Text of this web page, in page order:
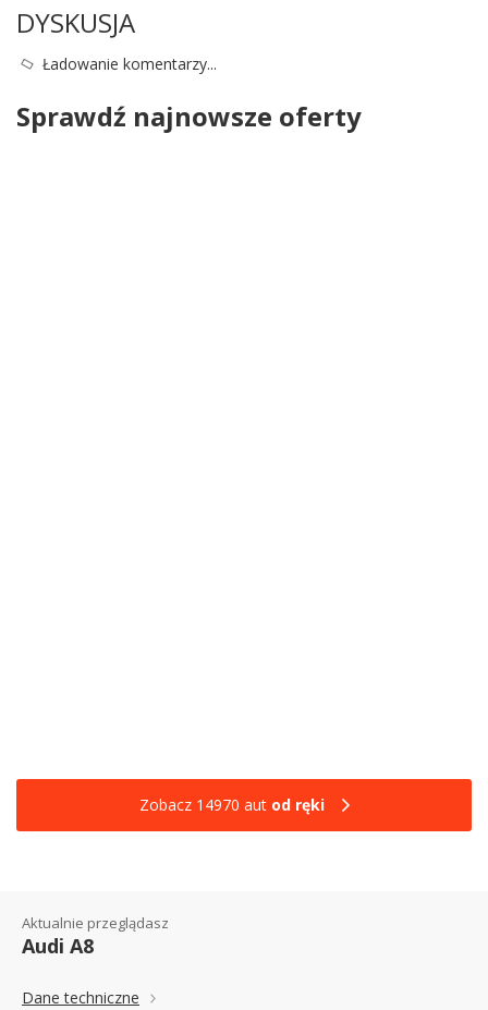
DYSKUSJA
Ładowanie komentarzy...
Sprawdź najnowsze oferty
Zobacz 14970 aut od ręki
Aktualnie przeglądasz
Audi A8
Dane techniczne